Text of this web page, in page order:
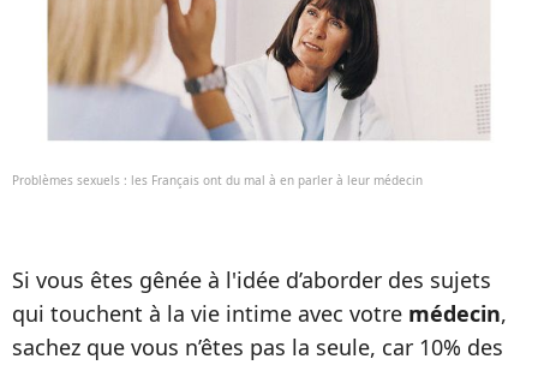
Problèmes sexuels : les Français ont du mal à en parler à leur médecin
Si vous êtes gênée à l'idée d’aborder des sujets
qui touchent à la vie intime avec votre médecin,
sachez que vous n’êtes pas la seule, car 10% des